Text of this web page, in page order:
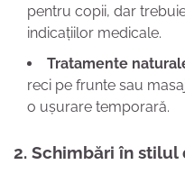
pentru copii, dar
indicațiilor medicale.
Tratamente
reci pe frunte sau
o ușurare temporară.
2. Schimbări în stilul